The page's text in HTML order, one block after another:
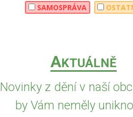
SAMOSPRÁVA
AKTUÁLNĚ
Novinky z dění v naší
by Vám neměly